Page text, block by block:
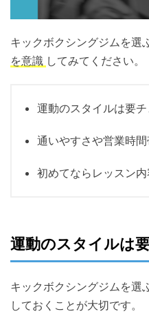
キックボクシングジムを選
を意識 してみてください。
運動のスタイルは要チ
通いやすさや営業時間
初めてならレッスン
運動のスタイルは
キックボクシングジムを選
しておくことが大切です。